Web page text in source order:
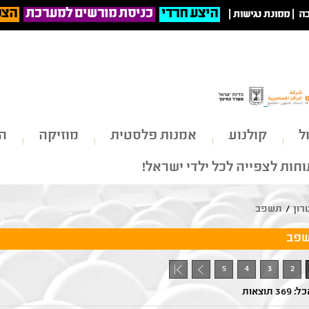
ממונת נגישות היצע חרדי כניסת מורשים למערכת
קולנוע אמנות פלסטית מוזיקה
לצפייה לכל ילדי ישראל!
/ תשפב
2
3
4
5
תוצאות